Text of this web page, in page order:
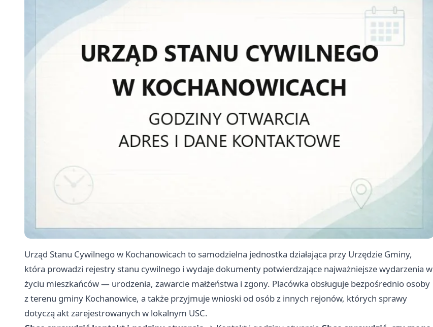
Urząd Stanu Cywilnego w Kochanowicach to samodzielna jednostka działająca przy Urzędzie Gminy,
która prowadzi rejestry stanu cywilnego i wydaje dokumenty potwierdzające najważniejsze wydarzenia w
życiu mieszkańców — urodzenia, zawarcie małżeństwa i zgony. Placówka obsługuje bezpośrednio osoby
z terenu gminy Kochanowice, a także przyjmuje wnioski od osób z innych rejonów, których sprawy
dotyczą akt zarejestrowanych w lokalnym USC.